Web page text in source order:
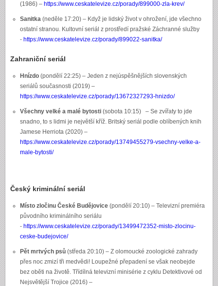
(1986) – https://www.ceskatelevize.cz/porady/899000-zla-krev/
Sanitka (neděle 17:20) – Když je lidský život v ohrožení, jde všechno
ostatní stranou. Kultovní seriál z prostředí pražské Záchranné služby
- https://www.ceskatelevize.cz/porady/899022-sanitka/
Zahraniční seriál
Hnízdo (pondělí 22:25) – Jeden z nejúspěšnějších slovenských
seriálů současnosti (2019) –
https://www.ceskatelevize.cz/porady/13672327293-hnizdo/
Všechny velké a malé bytosti (sobota 10:15) – Se zvířaty to jde
snadno, to s lidmi je největší kříž. Britský seriál podle oblíbených knih
Jamese Herriota (2020) –
https://www.ceskatelevize.cz/porady/13749455279-vsechny-velke-a-
male-bytosti/
Český kriminální seriál
Místo zločinu České Budějovice (pondělí 20:10) – Televizní premiéra
původního kriminálního seriálu
- https://www.ceskatelevize.cz/porady/13499472352-misto-zlocinu-
ceske-budejovice/
Pět mrtvých psů (středa 20:10) – Z olomoucké zoologické zahrady
přes noc zmizí tři medvědi! Loupežné přepadení se však neobejde
bez oběti na životě. Třídílná televizní minisérie z cyklu Detektivové od
Nejsvětější Trojice (2016) –